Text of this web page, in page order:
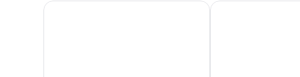
Cobblestone Hotel & Suites - Foley Econo Lodge Inn &